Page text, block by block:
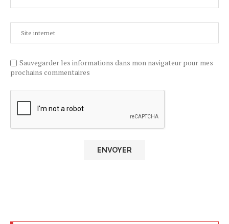
Sauvegarder les informations dans mon navigateur pour mes
prochains commentaires